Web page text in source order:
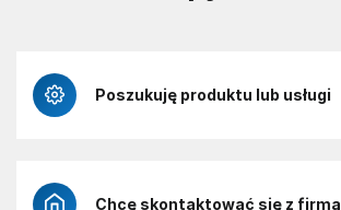
Poszukuję produktu lub usługi
Chcę skontaktować się z firmą